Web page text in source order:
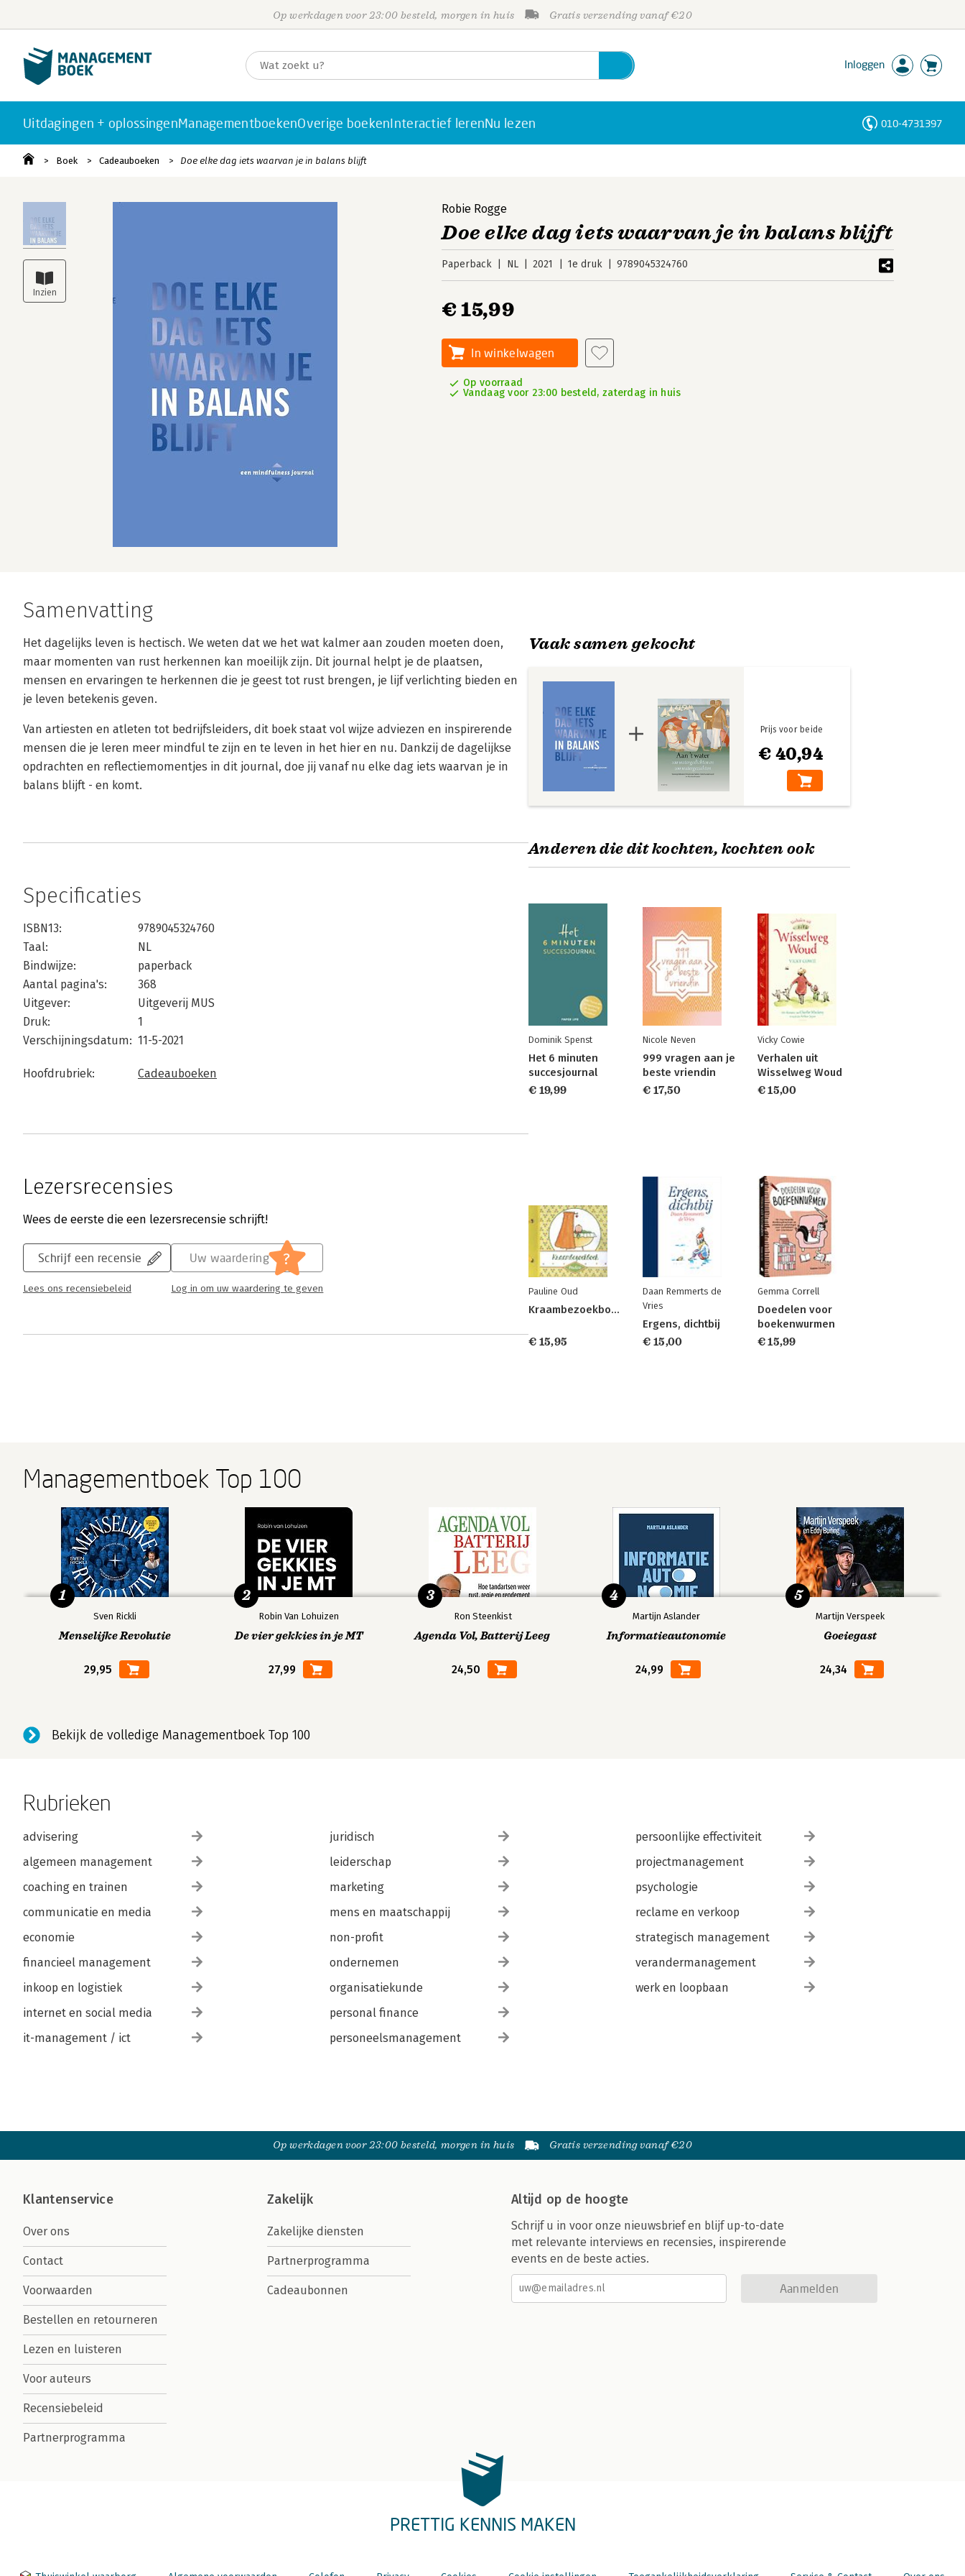
Op werkdagen voor 23:00 besteld, morgen in huis Gratis verzending vanaf €20
Inloggen
Uitdagingen + oplossingenManagementboekenOverige boekenInteractief lerenNu lezen 010-4731397
Boek Cadeauboeken Doe elke dag iets waarvan je in balans blijft
Robie Rogge
Doe elke dag iets waarvan je in balans blijft
Paperback NL 2021 1e druk 9789045324760
€ 15,99
In winkelwagen
Op voorraad
Vandaag voor 23:00 besteld, zaterdag in huis
Samenvatting
Het dagelijks leven is hectisch. We weten dat we het wat kalmer aan zouden moeten doen,
maar momenten van rust herkennen kan moeilijk zijn. Dit journal helpt je de plaatsen,
mensen en ervaringen te herkennen die je geest tot rust brengen, je lijf verlichting bieden en
je leven betekenis geven.
Van artiesten en atleten tot bedrijfsleiders, dit boek staat vol wijze adviezen en inspirerende
mensen die je leren meer mindful te zijn en te leven in het hier en nu. Dankzij de dagelijkse
opdrachten en reflectiemomentjes in dit journal, doe jij vanaf nu elke dag iets waarvan je in
balans blijft - en komt.
Specificaties
ISBN13:
9789045324760
Taal:
NL
Bindwijze:
paperback
Aantal pagina's:
368
Uitgever:
Uitgeverij MUS
Druk:
1
Verschijningsdatum: 11-5-2021
Hoofdrubriek: Cadeauboeken
Lezersrecensies
Wees de eerste die een lezersrecensie schrijft!
Schrijf een recensie
Lees ons recensiebeleid
Uw waardering ?
Log in om uw waardering te geven
Vaak samen gekocht
€ 40,94
Prijs voor beide
Anderen die dit kochten, kochten ook
Dominik Spenst
Het 6 minuten
succesjournal
€ 19,99
Nicole Neven
999 vragen aan je
beste vriendin
€ 17,50
Vicky Cowie
Verhalen uit
Wisselweg Woud
€ 15,00
Pauline Oud
Kraambezoekboek
€ 15,95
Daan Remmerts de
Vries
Ergens, dichtbij
€ 15,00
Gemma Correll
Doedelen voor
boekenwurmen
€ 15,99
Managementboek Top 100
Sven Rickli
Menselijke Revolutie
29,95
1
Robin Van Lohuizen
De vier gekkies in je MT
27,99
2
Ron Steenkist
Agenda Vol, Batterij Leeg
24,50
3
Martijn Aslander
Informatieautonomie
24,99
4
Martijn Verspeek
Goeiegast
24,34
5
Bekijk de volledige Managementboek Top 100
Rubrieken
advisering
algemeen management
coaching en trainen
communicatie en media
economie
financieel management
inkoop en logistiek
internet en social media
it-management / ict
juridisch
leiderschap
marketing
mens en maatschappij
non-profit
ondernemen
organisatiekunde
personal finance
personeelsmanagement
persoonlijke effectiviteit
projectmanagement
psychologie
reclame en verkoop
strategisch management
verandermanagement
werk en loopbaan
Op werkdagen voor 23:00 besteld, morgen in huis Gratis verzending vanaf €20
Klantenservice
Over ons
Contact
Voorwaarden
Bestellen en retourneren
Lezen en luisteren
Voor auteurs
Recensiebeleid
Partnerprogramma
Zakelijk
Zakelijke diensten
Partnerprogramma
Cadeaubonnen
Altijd op de hoogte
Schrijf u in voor onze nieuwsbrief en blijf up-to-date
met relevante interviews en recensies, inspirerende
events en de beste acties.
Aanmelden
PRETTIG KENNIS MAKEN
Personen